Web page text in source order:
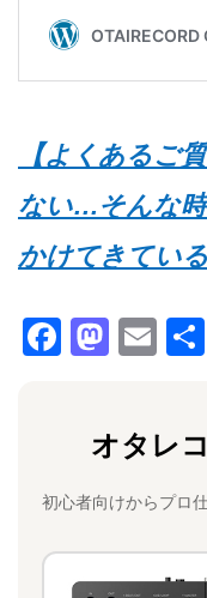
【よくあるご
ない…そんな
かけてきてい
F
a
b
o
o
M
a
o
d
o
n
E
m
l
オタレ
初心者向けからプロ